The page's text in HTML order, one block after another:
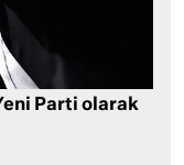
Parti olarak